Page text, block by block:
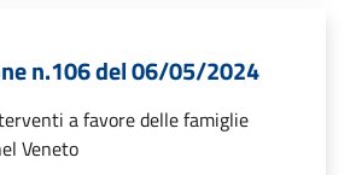
n.106 del 06/05/2024
a favore delle famiglie
Veneto